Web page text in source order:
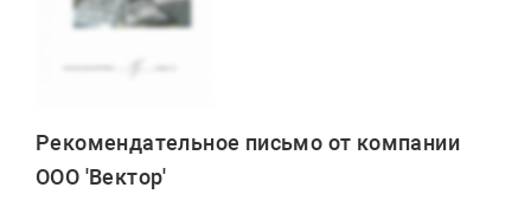
Рекомендательное письмо от компании
ООО 'Вектор'